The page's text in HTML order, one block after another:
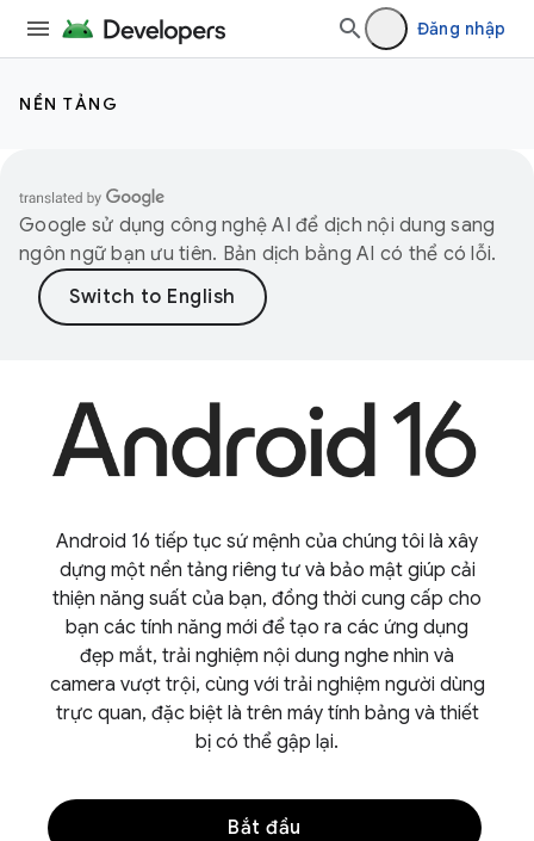
Đăng nhập
NỀN TẢNG
Google sử dụng công nghệ AI để dịch nội dung sang
ngôn ngữ bạn ưu tiên. Bản dịch bằng AI có thể có lỗi.
Android 16 tiếp tục sứ mệnh của chúng tôi là xây
dựng một nền tảng riêng tư và bảo mật giúp cải
thiện năng suất của bạn, đồng thời cung cấp cho
bạn các tính năng mới để tạo ra các ứng dụng
đẹp mắt, trải nghiệm nội dung nghe nhìn và
camera vượt trội, cùng với trải nghiệm người dùng
trực quan, đặc biệt là trên máy tính bảng và thiết
bị có thể gập lại.
Bắt đầu